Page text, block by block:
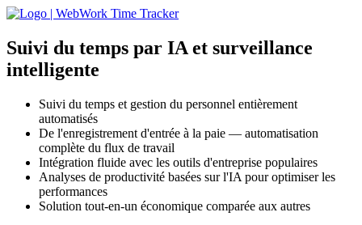
Suivi du temps par IA et surveillance
intelligente
Suivi du temps et gestion du personnel entièrement
automatisés
De l'enregistrement d'entrée à la paie — automatisation
complète du flux de travail
Intégration fluide avec les outils d'entreprise populaires
Analyses de productivité basées sur l'IA pour optimiser les
performances
Solution tout-en-un économique comparée aux autres